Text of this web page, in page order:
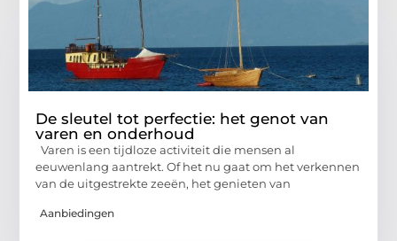
De sleutel tot perfectie: het genot van
varen en onderhoud
Varen is een tijdloze activiteit die mensen al
eeuwenlang aantrekt. Of het nu gaat om het verkennen
van de uitgestrekte zeeën, het genieten van
Aanbiedingen